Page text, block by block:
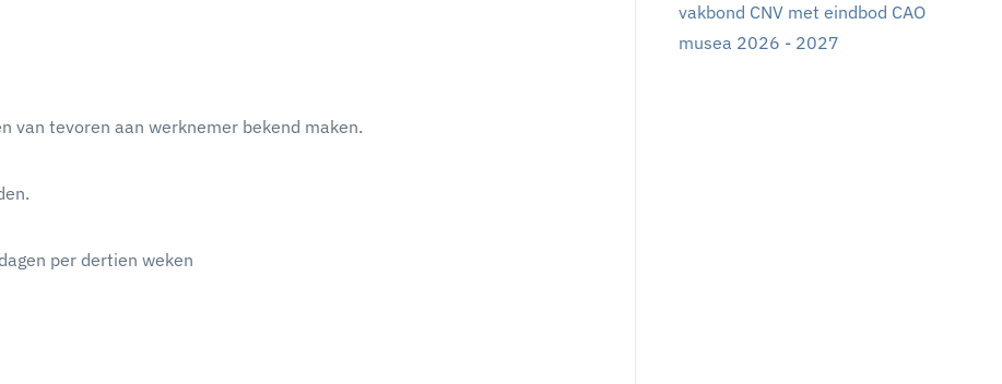
van tevoren aan werknemer bekend maken.
per dertien weken
vakbond CNV met eindbod CAO
musea 2026 - 2027